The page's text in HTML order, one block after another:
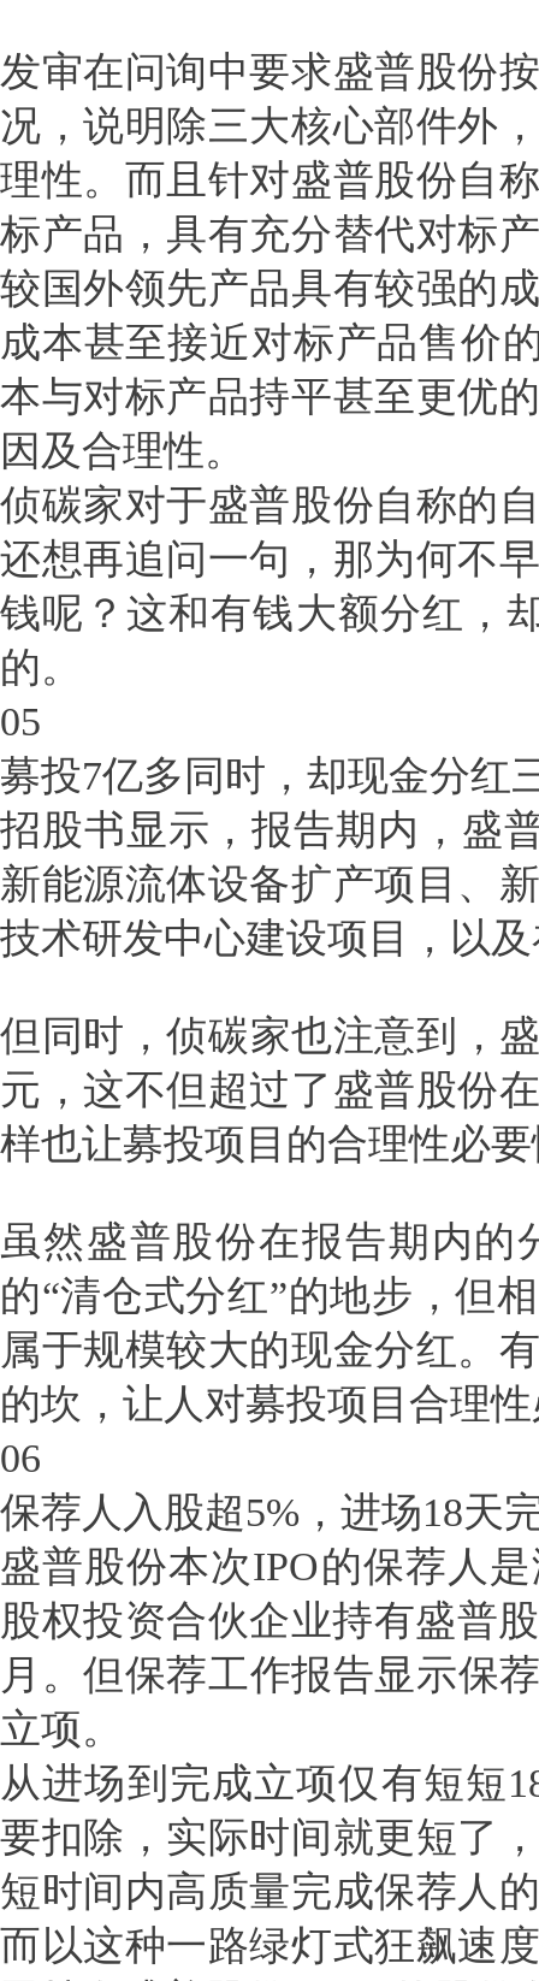
发审在问询中要求盛普股份
况，说明除三大核心部件外
理性。而且针对盛普股份自
标产品，具有充分替代对标
较国外领先产品具有较强的
成本甚至接近对标产品售价
本与对标产品持平甚至更优
因及合理性。
侦碳家对于盛普股份自称的
还想再追问一句，那为何不
钱呢？这和有钱大额分红，
的。
05
募投7亿多同时，却现金分红
招股书显示，报告期内，盛
新能源流体设备扩产项目、
技术研发中心建设项目，以
但同时，侦碳家也注意到，
元，这不但超过了盛普股份
样也让募投项目的合理性必
虽然盛普股份在报告期内
的“清仓式分红”的地步，但
属于规模较大的现金分红。
的坎，让人对募投项目合理
06
保荐人入股超5%，进场18天
盛普股份本次IPO的保荐人
股权投资合伙企业持有盛普
月。但保荐工作报告显示保
立项。
从进场到完成立项仅有短短
要扣除，实际时间就更短了
短时间内高质量完成保荐人
而以这种一路绿灯式狂飙速